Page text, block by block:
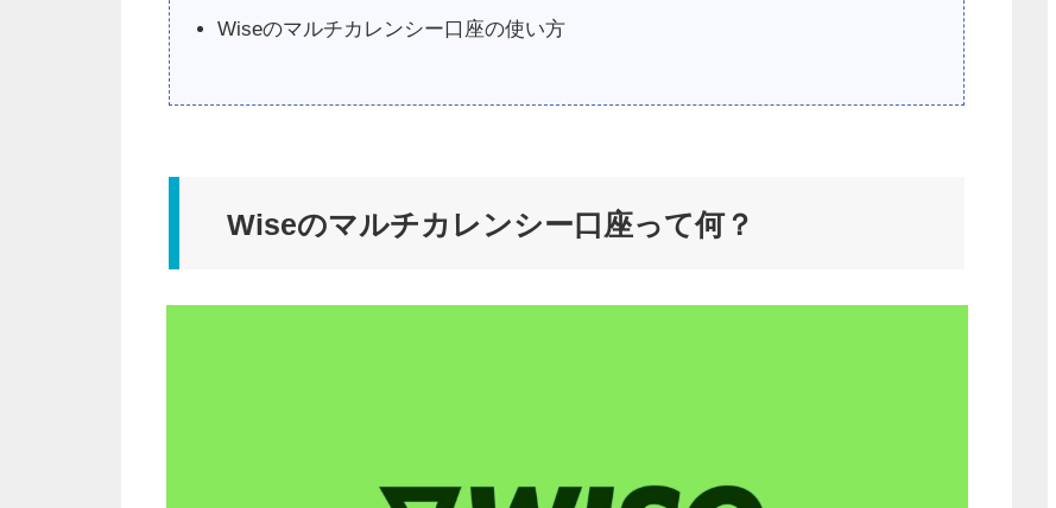
Wiseのマルチカレンシー口座の使い方
Wiseのマルチカレンシー口座って何？